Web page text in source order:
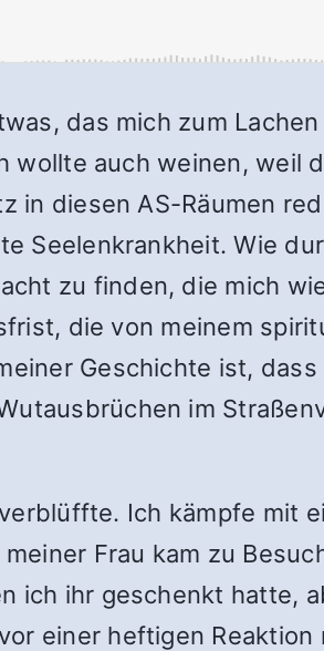
das mich zum
auch weinen, weil
in diesen AS-Räumen
Seelenkrankheit. Wie
zu finden, die mich
die von meinem
Geschichte ist,
im
Ich kämpfe mit
Frau kam zu
ich ihr geschenkt hatte,
einer heftigen